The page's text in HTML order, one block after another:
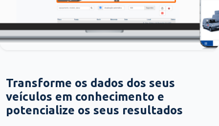
Transforme os dados dos seus
veículos em conhecimento e
potencialize os seus resultados